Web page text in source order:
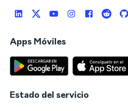
Apps Móviles
Estado del servicio